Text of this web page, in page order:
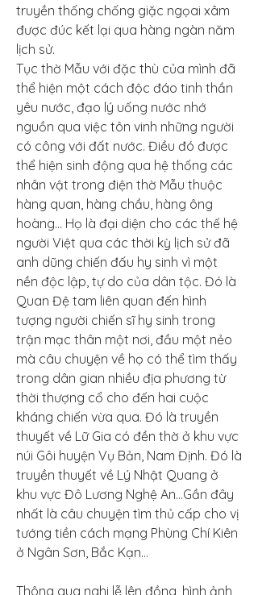
truyền thống chống giặc ngọai xâm
được đúc kết lại qua hàng ngàn năm
lịch sử.
Tục thờ Mẫu với đặc thù của mình đã
thể hiện một cách độc đáo tinh thần
yêu nước, đạo lý uống nước nhớ
nguồn qua việc tôn vinh những người
có công với đất nước. Điều đó được
thể hiện sinh động qua hệ thống các
nhân vật trong điện thờ Mẫu thuộc
hàng quan, hàng chầu, hàng ông
hoàng… Họ là đại diện cho các thế hệ
người Việt qua các thời kỳ lịch sử đã
anh dũng chiến đấu hy sinh vì một
nền độc lập, tự do của dân tộc. Đó là
Quan Đệ tam liên quan đến hình
tượng người chiến sĩ hy sinh trong
trận mạc thân một nơi, đầu một nẻo
mà câu chuyện về họ có thể tìm thấy
trong dân gian nhiều địa phương từ
thời thượng cổ cho đến hai cuộc
kháng chiến vừa qua. Đó là truyền
thuyết về Lữ Gia có đền thờ ở khu vực
núi Gôi huyện Vụ Bản, Nam Định. Đó là
truyền thuyết về Lý Nhật Quang ở
khu vực Đô Lương Nghệ An…Gần đây
nhất là câu chuyện tìm thủ cấp cho vị
tướng tiền cách mạng Phùng Chí Kiên
ở Ngân Sơn, Bắc Kạn…
Thông qua nghi lễ lên đồng, hình ảnh